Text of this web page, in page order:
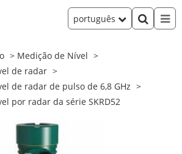
português
Medição de Nível
de radar
de radar de pulso de 6,8 GHz
por radar da série SKRD52